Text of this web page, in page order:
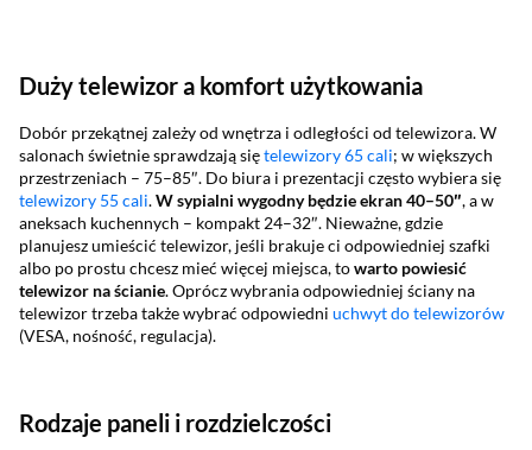
Duży telewizor a komfort użytkowania
Dobór przekątnej zależy od wnętrza i odległości od telewizora. W
salonach świetnie sprawdzają siętelewizory 65 cali; w większych
przestrzeniach – 75–85″. Do biura i prezentacji często wybiera się
telewizory 55 cali.W sypialni wygodny będzie ekran 40–50″, a w
aneksach kuchennych – kompakt 24–32″. Nieważne, gdzie
planujesz umieścić telewizor, jeśli brakuje ci odpowiedniej szafki
albo po prostu chcesz mieć więcej miejsca, towarto powiesić
telewizor na ścianie. Oprócz wybrania odpowiedniej ściany na
telewizor trzeba także wybrać odpowiedni uchwyt do telewizorów
(VESA, nośność, regulacja).
Rodzaje paneli i rozdzielczości